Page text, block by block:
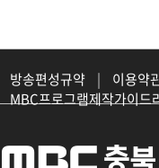
방송편성규약 | 이용약
MBC프로그램제작가이드